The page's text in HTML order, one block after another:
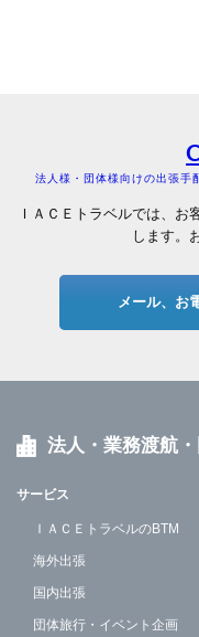
法人様・団体様向けの出張手
ＩＡＣＥトラベルでは、
します。
メール、お
法人・業務渡航
サービス
ＩＡＣＥトラベルのBTM
海外出張
国内出張
団体旅行・イベント企画